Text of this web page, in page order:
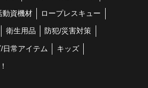
動資機材 ロープレスキュー
衛生用品 防犯/災害対策
日常アイテム キッズ